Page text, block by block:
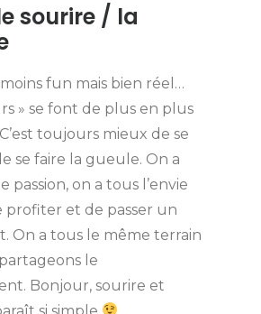
sourire / la
fun mais bien réel…
» se font de plus en plus
toujours mieux de se
se faire la gueule. On a
passion, on a tous l’envie
profiter et de passer un
On a tous le même terrain
le
Bonjour, sourire et
si simple